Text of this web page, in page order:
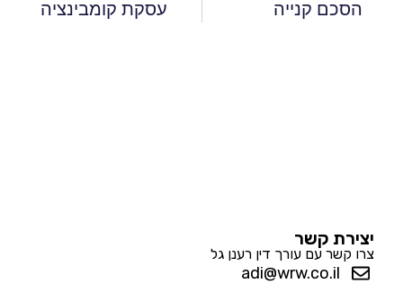
הסכם קנייה עסקת קומבינציה
יצירת קשר
צרו קשר עם עורך דין רענן גל
adi@wrw.co.il